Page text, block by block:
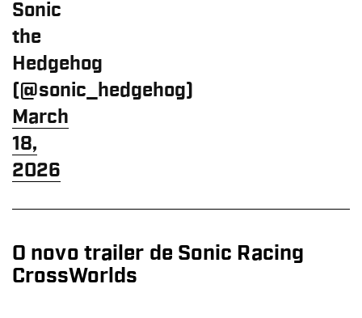
Sonic
the
Hedgehog
(@sonic_hedgehog)
March
18,
2026
O novo trailer de Sonic Racing
CrossWorlds